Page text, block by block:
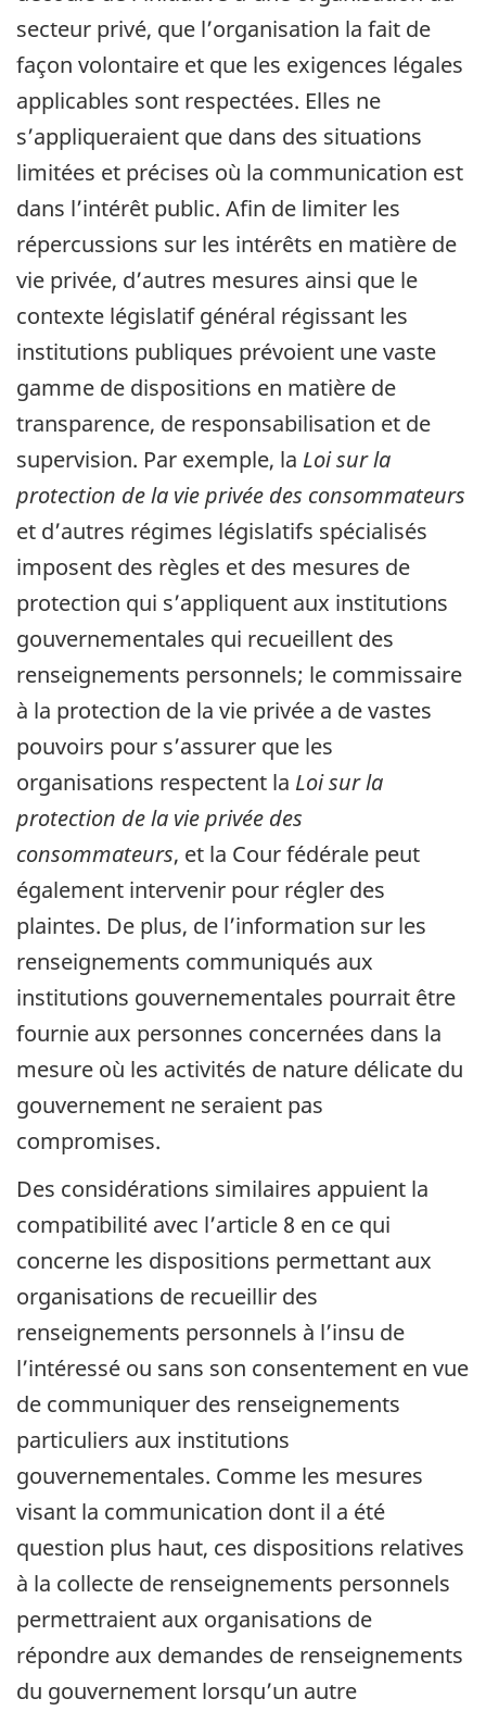
secteur privé, que l’organisation la fait de
façon volontaire et que les exigences légales
applicables sont respectées. Elles ne
s’appliqueraient que dans des situations
limitées et précises où la communication est
dans l’intérêt public. Afin de limiter les
répercussions sur les intérêts en matière de
vie privée, d’autres mesures ainsi que le
contexte législatif général régissant les
institutions publiques prévoient une vaste
gamme de dispositions en matière de
transparence, de responsabilisation et de
supervision. Par exemple, la Loi sur la
protection de la vie privée des consommateurs
et d’autres régimes législatifs spécialisés
imposent des règles et des mesures de
protection qui s’appliquent aux institutions
gouvernementales qui recueillent des
renseignements personnels; le commissaire
à la protection de la vie privée a de vastes
pouvoirs pour s’assurer que les
organisations respectent la Loi sur la
protection de la vie privée des
consommateurs, et la Cour fédérale peut
également intervenir pour régler des
plaintes. De plus, de l’information sur les
renseignements communiqués aux
institutions gouvernementales pourrait être
fournie aux personnes concernées dans la
mesure où les activités de nature délicate du
gouvernement ne seraient pas
compromises.
Des considérations similaires appuient la
compatibilité avec l’article 8 en ce qui
concerne les dispositions permettant aux
organisations de recueillir des
renseignements personnels à l’insu de
l’intéressé ou sans son consentement en vue
de communiquer des renseignements
particuliers aux institutions
gouvernementales. Comme les mesures
visant la communication dont il a été
question plus haut, ces dispositions relatives
à la collecte de renseignements personnels
permettraient aux organisations de
répondre aux demandes de renseignements
du gouvernement lorsqu’un autre